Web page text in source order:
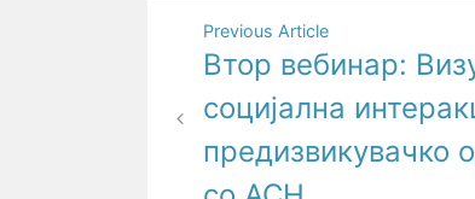
Post
navigation
Previous Article
Втор вебинар:
социјална
предизвикувачко